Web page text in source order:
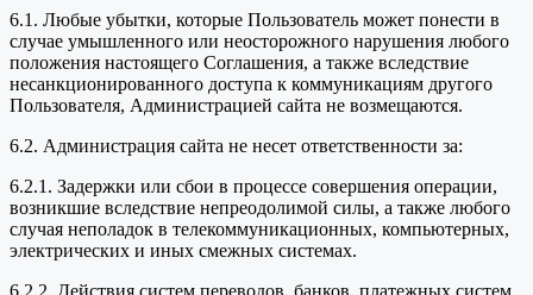
6.1. Любые убытки, которые Пользователь может понести в
случае умышленного или неосторожного нарушения любого
положения настоящего Соглашения, а также вследствие
несанкционированного доступа к коммуникациям другого
Пользователя, Администрацией сайта не возмещаются.
6.2. Администрация сайта не несет ответственности за:
6.2.1. Задержки или сбои в процессе совершения операции,
возникшие вследствие непреодолимой силы, а также любого
случая неполадок в телекоммуникационных, компьютерных,
электрических и иных смежных системах.
6.2.2. Действия систем переводов, банков, платежных систем